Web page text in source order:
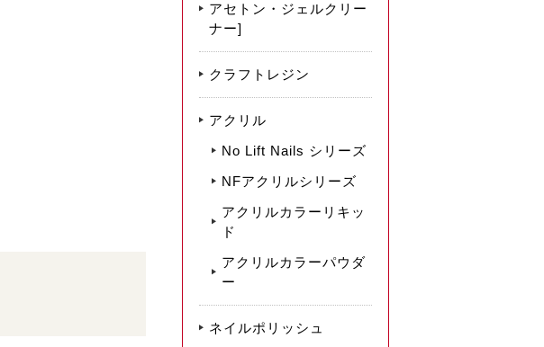
アセトン・ジェルクリー
ナー]
クラフトレジン
アクリル
No Lift Nails シリーズ
NFアクリルシリーズ
アクリルカラーリキッ
ド
アクリルカラーパウダ
ー
ネイルポリッシュ